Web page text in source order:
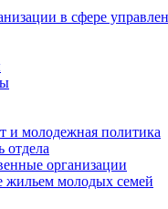
в сфере
и молодежная политика
отдела
организации
жильем молодых семей